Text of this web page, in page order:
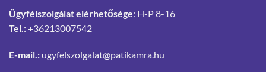
Ügyfélszolgálat elérhetősége: H-P 8-16
Tel.:+36213007542
E-mail.: ugyfelszolgalat@patikamra.hu